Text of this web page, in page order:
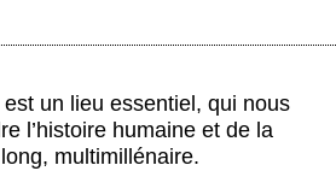
un lieu essentiel, qui nous
l’histoire humaine et de la
multimillénaire.